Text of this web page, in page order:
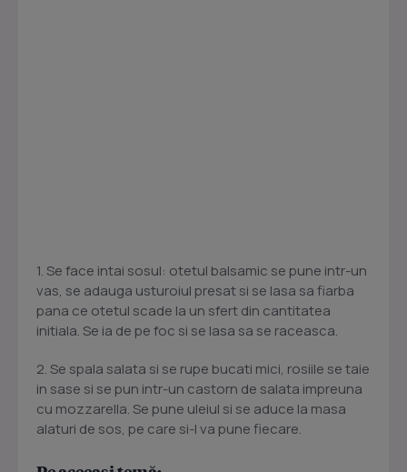
1. Se face intai sosul: otetul balsamic se pune intr-un
vas, se adauga usturoiul presat si se lasa sa fiarba
pana ce otetul scade la un sfert din cantitatea
initiala. Se ia de pe foc si se lasa sa se raceasca.
2. Se spala salata si se rupe bucati mici, rosiile se taie
in sase si se pun intr-un castorn de salata impreuna
cu mozzarella. Se pune uleiul si se aduce la masa
alaturi de sos, pe care si-l va pune fiecare.